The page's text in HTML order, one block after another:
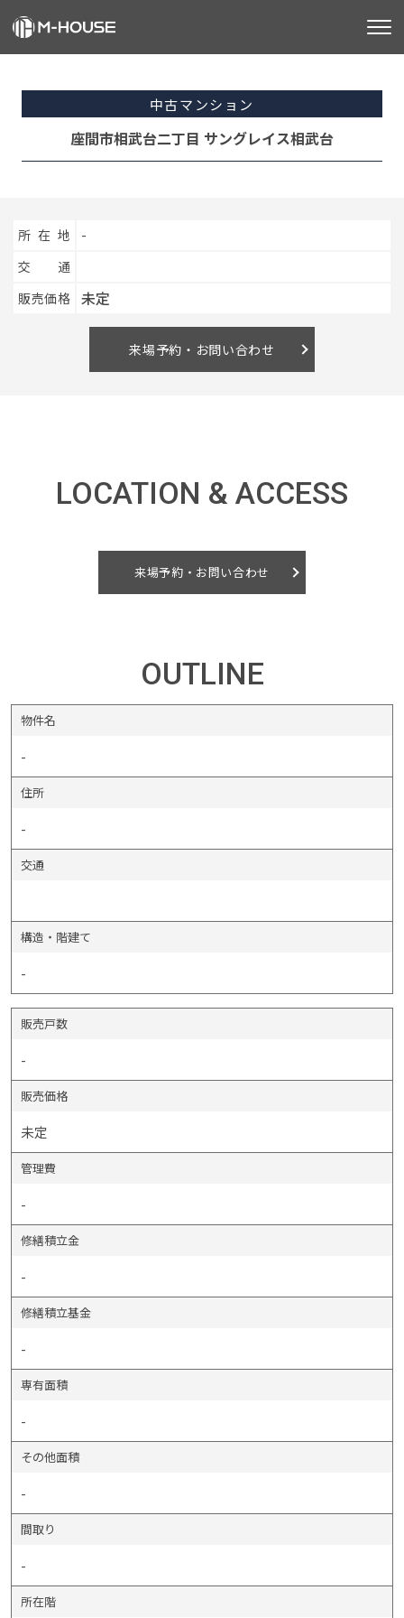
販売物件
不動産事業
お客様の声
営業時間／10：00〜19：00 定休日／水曜日
中古マンション
座間市相武台二丁目 サングレイス相武台
所在地
-
交通
販売価格 未定
来場予約・お問い合わせ
LOCATION & ACCESS
来場予約・お問い合わせ
OUTLINE
物件名
-
住所
-
交通
構造・階建て
-
販売戸数
-
販売価格
未定
管理費
-
修繕積立金
-
修繕積立基金
-
専有面積
-
その他面積
-
間取り
-
所在階